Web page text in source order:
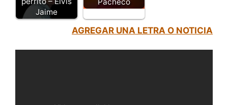
Jaime
AGREGAR UNA LETRA O NOTICIA